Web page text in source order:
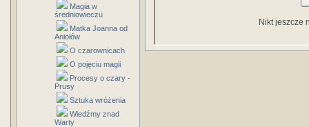
Magia w
średniowieczu
Matka Joanna od
Aniołów
O czarownicach
O pojęciu magii
Procesy o czary -
Prusy
Sztuka wróżenia
Wiedźmy znad
Warty
Nikt jeszcze